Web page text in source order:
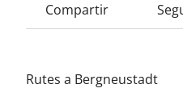
Compartir
Rutes a Bergneustadt